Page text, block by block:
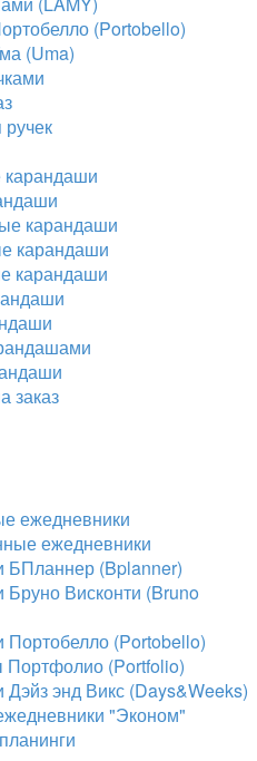
(Portobello)
(Uma)
карандаши
карандаши
карандаши
карандаши
заказ
ежедневники
ежедневники
БПланнер (Bplanner)
Висконти (Bruno
Портобелло (Portobello)
Портфолио (Portfolio)
энд Викс (Days&Weeks)
"Эконом"